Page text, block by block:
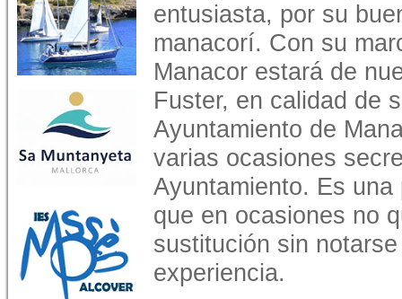
entusiasta, por su
manacorí. Con su
Manacor estará de
Fuster, en calidad de
Ayuntamiento de
varias ocasiones
Ayuntamiento. Es
que en ocasiones no
sustitución sin
experiencia.